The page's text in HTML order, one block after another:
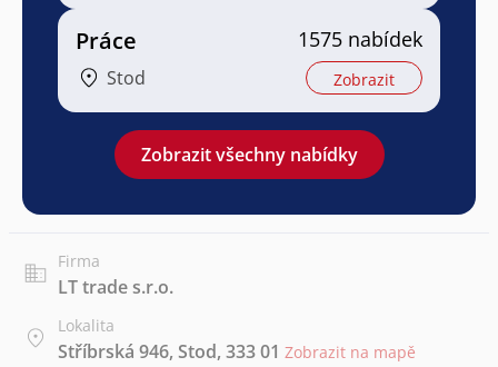
Práce
Stod
1575 nabídek
Zobrazit
Zobrazit všechny nabídky
Firma
LT trade s.r.o.
Lokalita
Stříbrská 946, Stod, 333 01 Zobrazit na mapě